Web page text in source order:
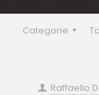
Categorie
Raffaello